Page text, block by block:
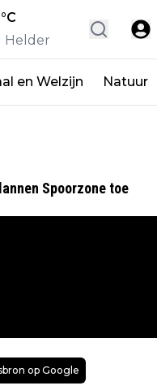
°C
Helder
en Welzijn Natuur
Spoorzone toe
op Google